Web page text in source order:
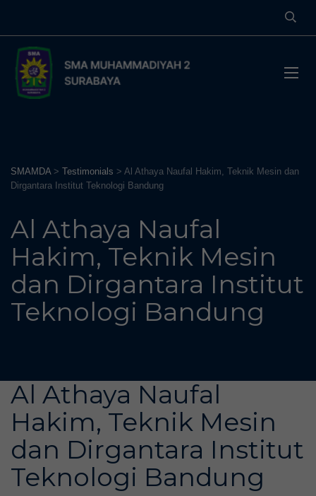
SMAMDA> Testimonials > Al Athaya Naufal Hakim, Teknik Mesin dan
Dirgantara Institut Teknologi Bandung
Al Athaya Naufal
Hakim, Teknik Mesin
dan Dirgantara Institut
Teknologi Bandung
Al Athaya Naufal
Hakim, Teknik Mesin
dan Dirgantara Institut
Teknologi Bandung